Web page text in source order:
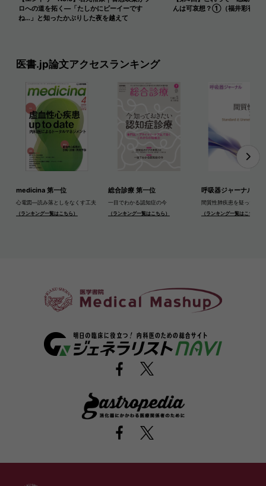
ロへの道を拓く—「たしかにピーイーです
ね…」と知ったかぶりした夜を越えて
んは可哀想？①（福井彩香）
医書.jp論文アクセスランキング
medicina 第一位
心電図―読み落としをなくす工夫
（ランキング一覧はこちら）
総合診療 第一位
一目でわかる認知症の今
（ランキング一覧はこちら）
呼吸器ジャーナル 第
間質性肺疾患を疑ったら
（ランキング一覧はこちら）